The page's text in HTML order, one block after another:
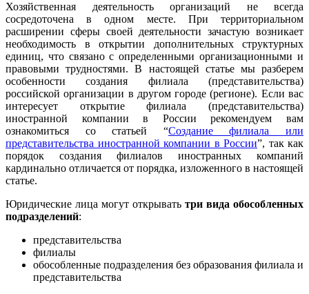
Хозяйственная деятельность организаций не всегда
сосредоточена в одном месте. При территориальном
расширении сферы своей деятельности зачастую возникает
необходимость в открытии дополнительных структурных
единиц, что связано с определенными организационными и
правовыми трудностями. В настоящей статье мы разберем
особенности создания филиала (представительства)
российской организации в другом городе (регионе). Если вас
интересует открытие филиала (представительства)
иностранной компании в России рекомендуем вам
ознакомиться со статьей “Создание филиала или
представительства иностранной компании в России”, так как
порядок создания филиалов иностранных компаний
кардинально отличается от порядка, изложенного в настоящей
статье.
Юридические лица могут открывать три вида обособленных
подразделений:
представительства
филиалы
обособленные подразделения без образования филиала и
представительства